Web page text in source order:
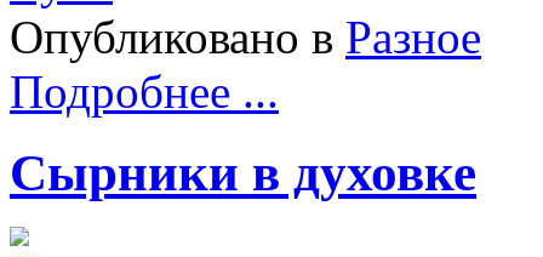
Опубликовано в Разное
Подробнее ...
Сырники в духовке